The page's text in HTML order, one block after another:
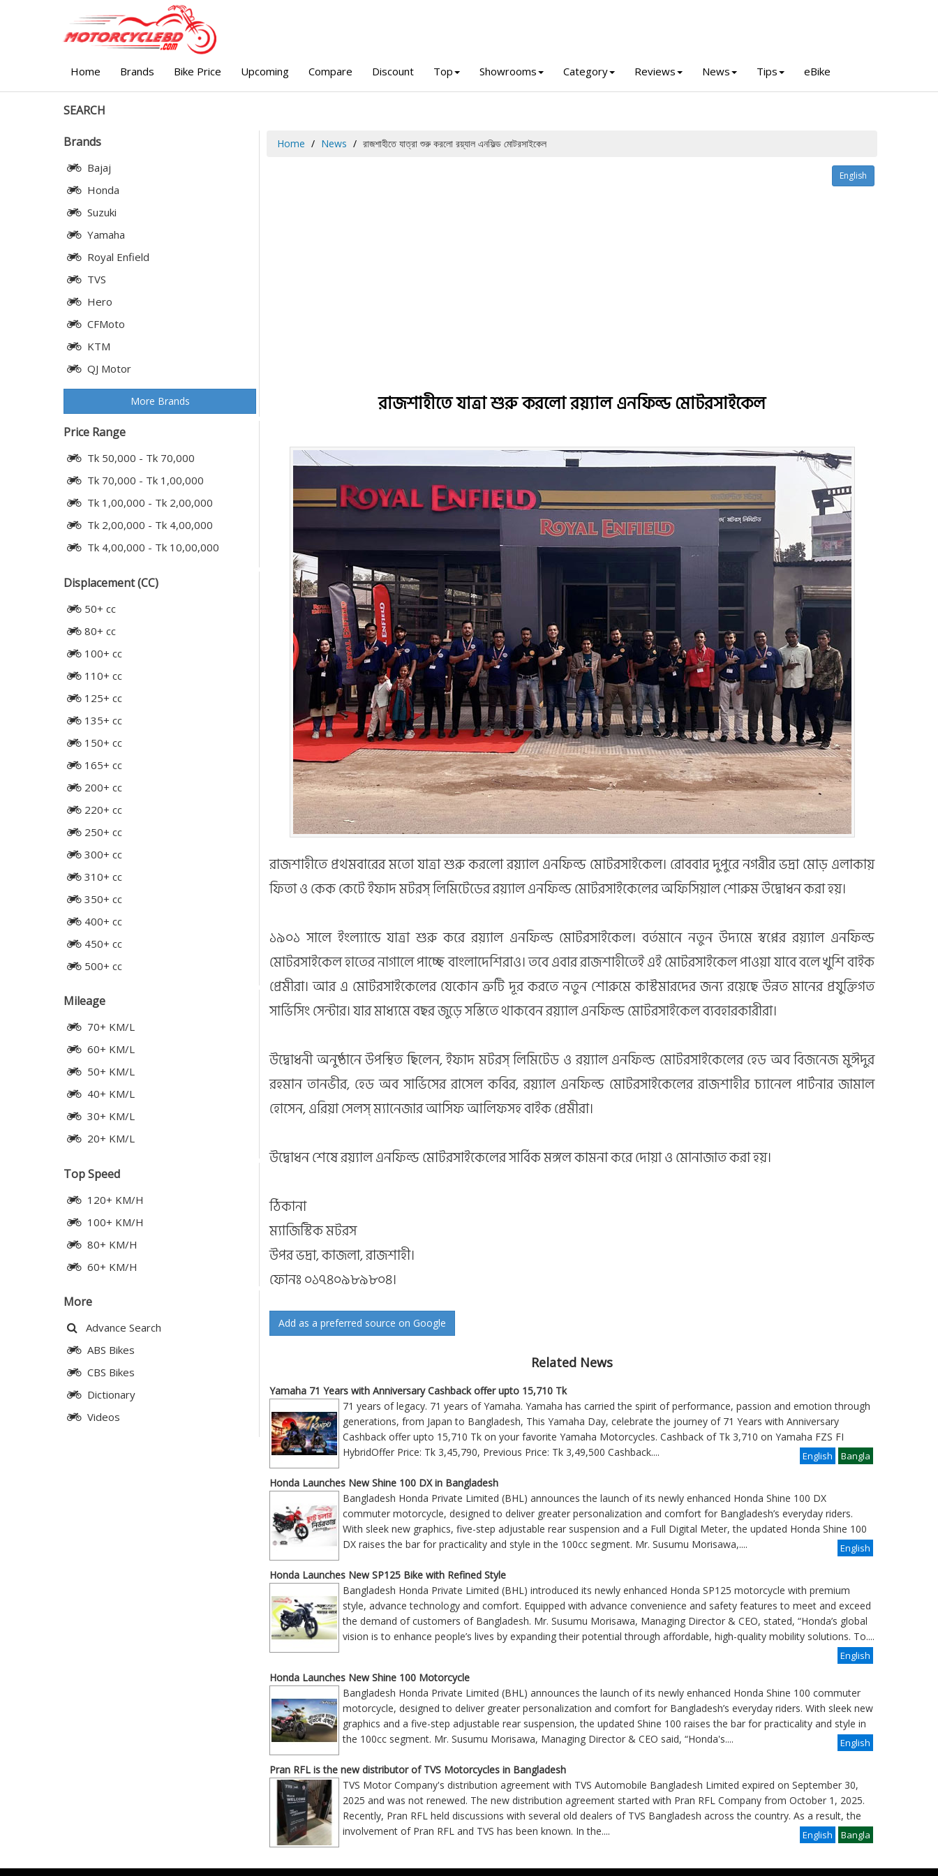
Home Brands Bike Price Upcoming Compare Discount Top Showrooms Category Reviews News Tips eBike
SEARCH
Brands
Bajaj
Honda
Suzuki
Yamaha
Royal Enfield
TVS
Hero
CFMoto
KTM
QJ Motor
More Brands
Price Range
Tk 50,000 - Tk 70,000
Tk 70,000 - Tk 1,00,000
Tk 1,00,000 - Tk 2,00,000
Tk 2,00,000 - Tk 4,00,000
Tk 4,00,000 - Tk 10,00,000
Displacement (CC)
50+ cc
80+ cc
100+ cc
110+ cc
125+ cc
135+ cc
150+ cc
165+ cc
200+ cc
220+ cc
250+ cc
300+ cc
310+ cc
350+ cc
400+ cc
450+ cc
500+ cc
Mileage
70+ KM/L
60+ KM/L
50+ KM/L
40+ KM/L
30+ KM/L
20+ KM/L
Top Speed
120+ KM/H
100+ KM/H
80+ KM/H
60+ KM/H
More
Advance Search
ABS Bikes
CBS Bikes
Dictionary
Videos
Home News রাজশাহীতে যাত্রা শুরু করলো রয়্যাল এনফিল্ড মোটরসাইকেল
English
রাজশাহীতে যাত্রা শুরু করলো রয়্যাল এনফিল্ড মোটরসাইকেল
রাজশাহীতে প্রথমবারের মতো যাত্রা শুরু করলো রয়্যাল এনফিল্ড মোটরসাইকেল। রোববার দুপুরে নগরীর ভদ্রা মোড় এলাকায়
ফিতা ও কেক কেটে ইফাদ মটরস্ লিমিটেডের রয়্যাল এনফিল্ড মোটরসাইকেলের অফিসিয়াল শোরুম উদ্বোধন করা হয়।
১৯০১ সালে ইংল্যান্ডে যাত্রা শুরু করেরয়্যাল এনফিল্ডমোটরসাইকেল। বর্তমানে নতুন উদ্যমে স্বপ্নের রয়্যাল এনফিল্ড
মোটরসাইকেল হাতের নাগালে পাচ্ছে বাংলাদেশিরাও। তবে এবার রাজশাহীতেই এই মোটরসাইকেল পাওয়া যাবে বলে খুশি বাইক
প্রেমীরা। আর এ মোটরসাইকেলের যেকোন ত্রুটি দূর করতে নতুন শোরুমে কাস্টমারদের জন্য রয়েছে উন্নত মানের প্রযুক্তিগত
সার্ভিসিং সেন্টার। যার মাধ্যমে বছর জুড়ে সস্তিতে থাকবেন রয়্যাল এনফিল্ড মোটরসাইকেল ব্যবহারকারীরা।
উদ্বোধনী অনুষ্ঠানে উপস্থিত ছিলেন,ইফাদ মটরস্ লিমিটেডও রয়্যাল এনফিল্ড মোটরসাইকেলের হেড অব বিজনেজ মুঈদুর
রহমান তানভীর, হেড অব সার্ভিসের রাসেল কবির, রয়্যাল এনফিল্ড মোটরসাইকেলের রাজশাহীর চ্যানেল পার্টনার জামাল
হোসেন, এরিয়া সেলস্ ম্যানেজার আসিফ আলিফসহ বাইক প্রেমীরা।
উদ্বোধন শেষে রয়্যাল এনফিল্ড মোটরসাইকেলের সার্বিক মঙ্গল কামনা করে দোয়া ও মোনাজাত করা হয়।
ঠিকানা
ম্যাজিস্টিক মটরস
উপর ভদ্রা, কাজলা, রাজশাহী।
ফোনঃ ০১৭৪০৯৮৯৮০৪।
Add as a preferred source on Google
Related News
Yamaha 71 Years with Anniversary Cashback offer upto 15,710 Tk
71 years of legacy. 71 years of Yamaha. Yamaha has carried the spirit of performance, passion and emotion through
generations, from Japan to Bangladesh, This Yamaha Day, celebrate the journey of 71 Years with Anniversary
Cashback offer upto 15,710 Tk on your favorite Yamaha Motorcycles. Cashback of Tk 3,710 on Yamaha FZS FI
HybridOffer Price: Tk 3,45,790, Previous Price: Tk 3,49,500 Cashback
Bangla
.... English
Honda Launches New Shine 100 DX in Bangladesh
Bangladesh Honda Private Limited (BHL) announces the launch of its newly enhanced Honda Shine 100 DX
commuter motorcycle, designed to deliver greater personalization and comfort for Bangladesh’s everyday riders.
With sleek new graphics, five-step adjustable rear suspension and a Full Digital Meter, the updated Honda Shine 100
DX raises the bar for practicality and style in the 100cc segment. Mr. Susumu Morisawa,....
English
Honda Launches New SP125 Bike with Refined Style
Bangladesh Honda Private Limited (BHL) introduced its newly enhanced Honda SP125 motorcycle with premium
style, advance technology and comfort. Equipped with advance convenience and safety features to meet and exceed
the demand of customers of Bangladesh. Mr. Susumu Morisawa, Managing Director & CEO, stated, “Honda’s global
vision is to enhance people’s lives by expanding their potential through affordable, high-quality mobility solutions. To....
English
Honda Launches New Shine 100 Motorcycle
Bangladesh Honda Private Limited (BHL) announces the launch of its newly enhanced Honda Shine 100 commuter
motorcycle, designed to deliver greater personalization and comfort for Bangladesh’s everyday riders. With sleek new
graphics and a five-step adjustable rear suspension, the updated Shine 100 raises the bar for practicality and style in
the 100cc segment. Mr. Susumu Morisawa, Managing Director & CEO said, “Honda's....
English
Pran RFL is the new distributor of TVS Motorcycles in Bangladesh
TVS Motor Company's distribution agreement with TVS Automobile Bangladesh Limited expired on September 30,
2025 and was not renewed. The new distribution agreement started with Pran RFL Company from October 1, 2025.
Recently, Pran RFL held discussions with several old dealers of TVS Bangladesh across the country. As a result, the
involvement of Pran RFL and TVS has been known. In the
Bangla
.... English